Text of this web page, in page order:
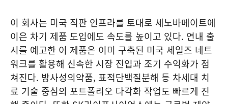
이 회사는 미국 직판 인프라를 토대로 세노바메이트에
이은 차기 제품 도입에도 속도를 높이고 있다. 연내 출
시를 예고한 이 제품은 이미 구축된 미국 세일즈 네트
워크를 활용해 신속한 시장 진입과 조기 수익화가 점
쳐진다. 방사성의약품, 표적단백질분해 등 차세대 치
료 기술 중심의 포트폴리오 다각화 작업도 빠르게 진